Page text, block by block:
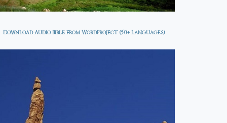
Download Audio Bible from WordProject (50+ Languages)